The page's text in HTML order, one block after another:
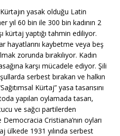
Kürtajın yasak olduğu Latin
yıl 60 bin ile 300 bin kadının 2
kürtaj yaptığı tahmin ediliyor.
hayatlarını kaybetme veya beş
zorunda bırakılıyor. Kadın
karşı mücadele ediyor. Şili
serbest bırakan ve halkın
Kürtaj” yasa tasarısını
yapılan oylamada tasarı,
ve sağcı partilerden
Cristiana’nın oyları
ülkede 1931 yılında serbest